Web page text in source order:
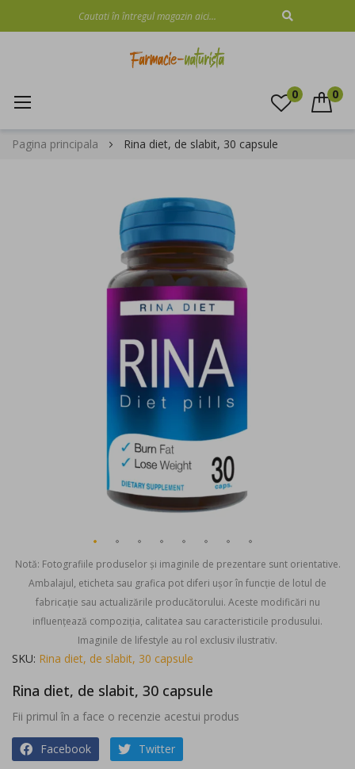
CAUTARE
0 0
Mergeti
Pagina principala Rina diet, de slabit, 30 capsule
Notă: Fotografiile produselor și imaginile de prezentare sunt orientative.
Ambalajul, eticheta sau grafica pot diferi ușor în funcție de lotul de
fabricație sau actualizările producătorului. Aceste modificări nu
influențează compoziția, calitatea sau caracteristicile produsului.
Imaginile de lifestyle au rol exclusiv ilustrativ.
Skip
the
beginning
of
the
SKU Rina diet, de slabit, 30 capsule
Rina diet, de slabit, 30 capsule
Fii primul în a face o recenzie acestui produs
Facebook Twitter